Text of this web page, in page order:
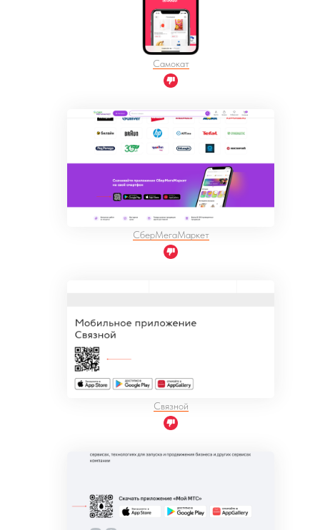
Самокат
СберМегаМаркет
Связной